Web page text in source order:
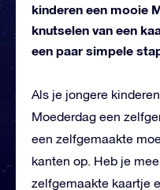
kinderen een mooie
knutselen van een
een paar simpele
Als je jongere
Moederdag een
een zelfgemaakte
kanten op. Heb je
zelfgemaakte kaartje